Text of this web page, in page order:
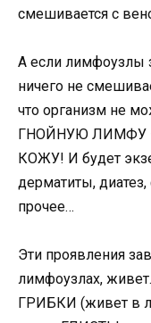
смешивается с
А если лимфоузлы
ничего не
что организм не
ГНОЙНУЮ ЛИМФУ –
КОЖУ! И будет
дерматиты,
прочее…
Эти проявления
лимфоузлах,
ГРИБКИ (живет в